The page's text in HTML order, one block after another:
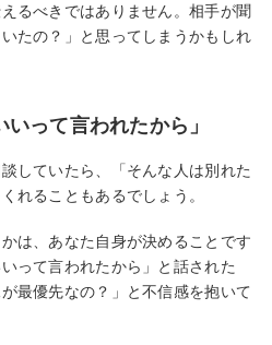
るべきではありません。相手が聞
たの？」と思ってしまうかもしれ
いって言われたから」
していたら、「そんな人は別れた
れることもあるでしょう。
は、あなた自身が決めることです
って言われたから」と話された
最優先なの？」と不信感を抱いて